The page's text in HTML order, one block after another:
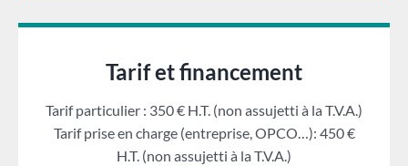
Tarif et financement
Tarif particulier : 350 € H.T. (non assujetti à la T.V.A.)
Tarif prise en charge (entreprise, OPCO…): 450 €
H.T. (non assujetti à la T.V.A.)